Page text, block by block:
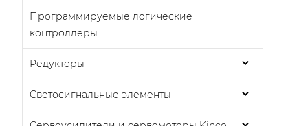
Программируемые логические
контроллеры
Редукторы
Светосигнальные элементы